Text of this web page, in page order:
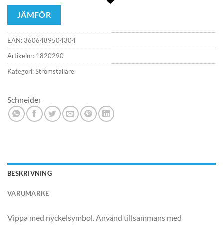
JÄMFÖR
EAN: 3606489504304
Artikelnr: 1820290
Kategori:Strömställare
Schneider
BESKRIVNING
VARUMÄRKE
Vippa med nyckelsymbol. Använd tillsammans med